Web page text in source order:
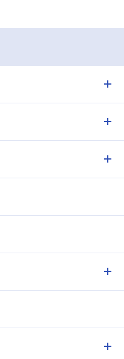
ュ
ー
開
閉
ュ
ー
閉
ー
閉
ー
開